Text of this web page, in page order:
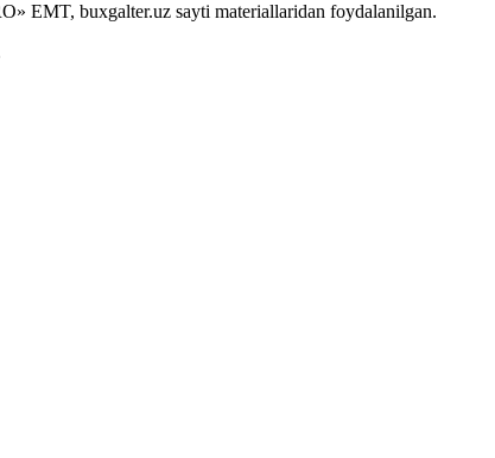
EMT, buxgalter.uz sayti materiallaridan foydalanilgan.